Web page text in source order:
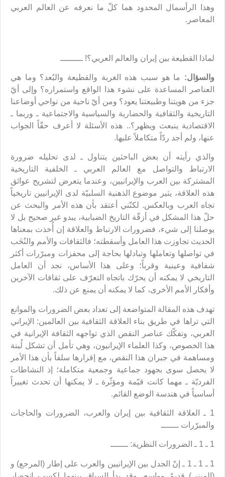
وهذا الرأسمال المحدود هما كلّ ما نعرفه عن العالم العربي
المعاصر.
لماذا القطيعة بين إيران والعالم العربي؟! ـــــــــ
والسؤال: ما هو سبب هذه الغربة والقطيعة والبُعد؟ وما هي
العناصر المساعدة على نشوء هذا الواقع واستمراره؟ وإلى أيّ
جزء من هويتنا وطبيعتنا يعود؟ ومن أيّ ناحية من نواحي أوضاعنا
التاريخية والثقافية والحضارية والسياسية والاجتماعية ـ وربما ـ
الاقتصادية ينبعث ويظهر؟.. هذه الأسئلة لا أعرف حقّاً الجواب
عنها، ولم أجد ردّاً متكاملاً عليها.
والذي رأيته أن بعض الباحثين يتناول ـ لدى تحليله ضرورة
الارتباط والتواصل مع العالم العربي ـ الخلفية التاريخية
المشتركة بين العرب والإيرانيين، وعندما يتعرض لتشريح عوائق
هذه العلاقة، يثير موضوع الذهنية السلبيّة لدى الإيرانيين تاريخياً
تجاه العرب وبالعكس. لكنّني أعتقد بأن هذه الأمر والبحث عن
حلّ هذا المشكل في أزقّة التاريخ الضبابية، يبدو غير صحيح بل لا
يوصلنا إلى شيء، فضرورات الارتباط والعلاقة إن أُخذت بمعناها
الحديث تجاوزت هذا العامل وأسقطته؛ فالثقافات والأمم والنُخَب
في تواصلها وتعاملها وتبادلها بحاجة إلى محفزات ومبرّرات أكثر
شفافية وعينية وقرباً؛ وعلى هذا الأساس، نجد أن العامل
التاريخي لا يمكنه أن يحرّك باتجاه التعرّف على ثقافات الآخرين
وأفكار الأمم الأخرى، كما لا يمكنه أن يمنع عن ذلك.
تهدف هذه المقالة المتواضعة إلى تعداد بعض الضرورات والموانع
التي تراها في طريق بناء العلاقة الثقافية بين العالمين: الإيراني
العربي، وتفكّك عناصر النقص الذي تواجهه الثقافة الإيرانية في
هذا الخصوص، وكذا العلماء الإيرانيون، وهي تأمل أن تشكل لُبنة
ومساهمة في جبران هذا النقص، مع إقرارها سلفاً بأن هذا الأمر
لا يحصل سوى بجهود جماعية وجمعية متكاملة؛ إذ النشاطات
الفرديّة ـ مهما كانت قيّمة ومؤثّرة ـ لا يمكنها أن تحدث تغييراً
أساسياً في هندسة الوضع القائم.
1 ـ العلاقة الثقافية بين إيران والعرب، الضرورات والحاجات
والمبرّرات ـــــــ
1 ـ 1 ـ الضرورات النظرية: ـــــــ
1 ـ 1 ـ 1 ـ إنّ الجدل بين الإيرانيين والعرب على إطار (المرجع) و